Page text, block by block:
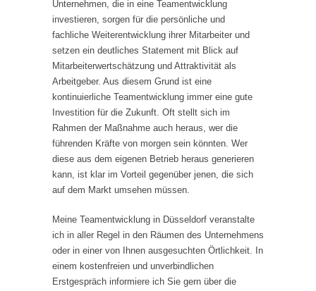
Unternehmen, die in eine Teamentwicklung
investieren, sorgen für die persönliche und
fachliche Weiterentwicklung ihrer Mitarbeiter und
setzen ein deutliches Statement mit Blick auf
Mitarbeiterwertschätzung und Attraktivität als
Arbeitgeber. Aus diesem Grund ist eine
kontinuierliche Teamentwicklung immer eine gute
Investition für die Zukunft. Oft stellt sich im
Rahmen der Maßnahme auch heraus, wer die
führenden Kräfte von morgen sein könnten. Wer
diese aus dem eigenen Betrieb heraus generieren
kann, ist klar im Vorteil gegenüber jenen, die sich
auf dem Markt umsehen müssen.
Meine Teamentwicklung in Düsseldorf veranstalte
ich in aller Regel in den Räumen des Unternehmens
oder in einer von Ihnen ausgesuchten Örtlichkeit. In
einem kostenfreien und unverbindlichen
Erstgespräch informiere ich Sie gern über die